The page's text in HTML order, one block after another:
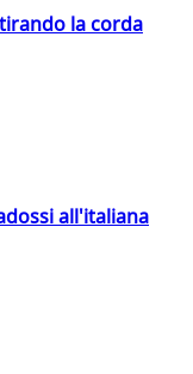
la corda
all'italiana